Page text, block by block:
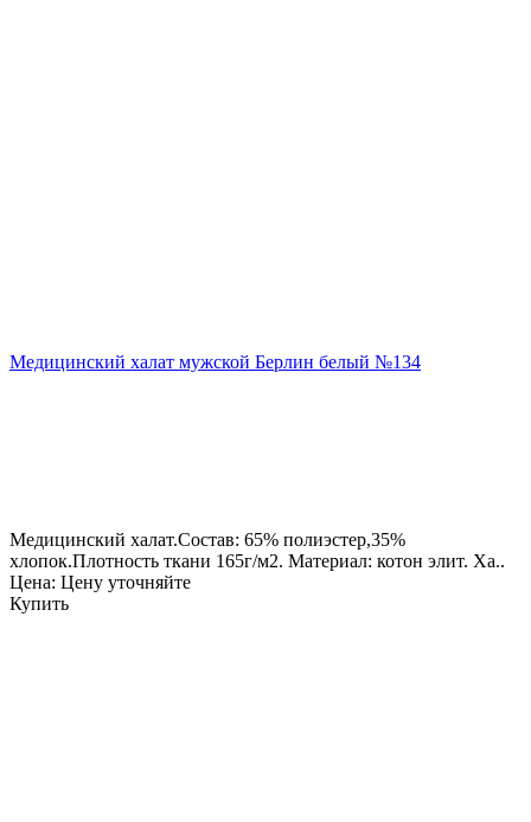
Медицинский халат мужской Берлин белый №134
Медицинский халат.Состав: 65% полиэстер,35%
хлопок.Плотность ткани 165г/м2. Материал: котон элит. Ха..
Цена: Цену уточняйте
Купить